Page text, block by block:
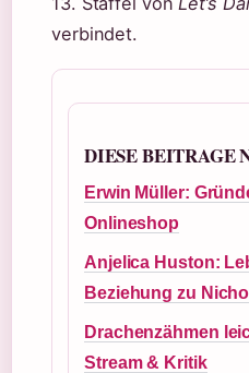
verbindet.
DIESE BEITRAGE
Erwin Müller:
Onlineshop
Anjelica Huston:
Beziehung zu
Drachenzähmen
Stream & Kritik